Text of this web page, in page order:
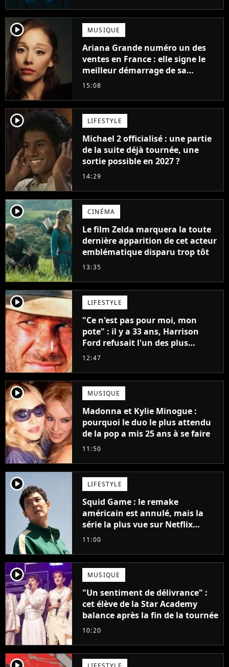
player2 MUSIQUE
Ariana Grande numéro un des
ventes en France : elle signe le
meilleur démarrage de sa
carrière avec son album Petal
15:08
player2 LIFESTYLE
Michael 2 officialisé : une partie
de la suite déjà tournée, une
sortie possible en 2027 ?
14:29
player2 CINÉMA
Le film Zelda marquera la toute
dernière apparition de cet acteur
emblématique disparu trop tôt
13:35
player2 LIFESTYLE
"Ce n'est pas pour moi, mon
pote" : il y a 33 ans, Harrison
Ford refusait l'un des plus
grands succès de tous les temps
12:47
player2 MUSIQUE
Madonna et Kylie Minogue :
pourquoi le duo le plus attendu
de la pop a mis 25 ans à se faire
11:50
player2 LIFESTYLE
Squid Game : le remake
américain est annulé, mais la
série la plus vue sur Netflix
pourrait avoir une version
11:00
player2 MUSIQUE
"Un sentiment de délivrance" :
cet élève de la Star Academy
balance après la fin de la tournée
10:20